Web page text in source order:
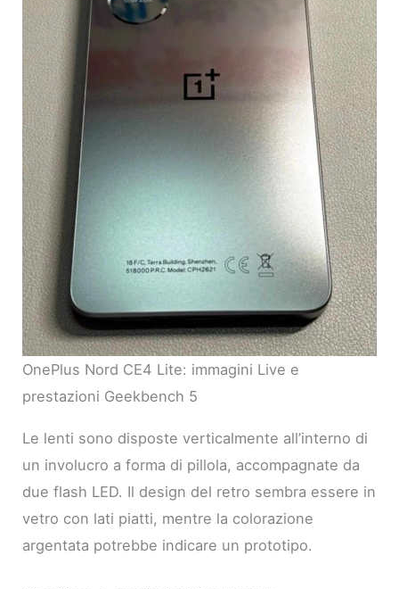
OnePlus Nord CE4 Lite: immagini Live e
prestazioni Geekbench 5
Le lenti sono disposte verticalmente all’interno di
un involucro a forma di pillola, accompagnate da
due flash LED. Il design del retro sembra essere in
vetro con lati piatti, mentre la colorazione
argentata potrebbe indicare un prototipo.